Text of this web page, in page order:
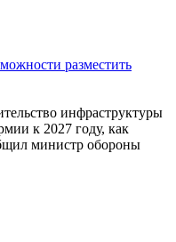
разместить
инфраструктуры
к 2027 году, как
министр обороны